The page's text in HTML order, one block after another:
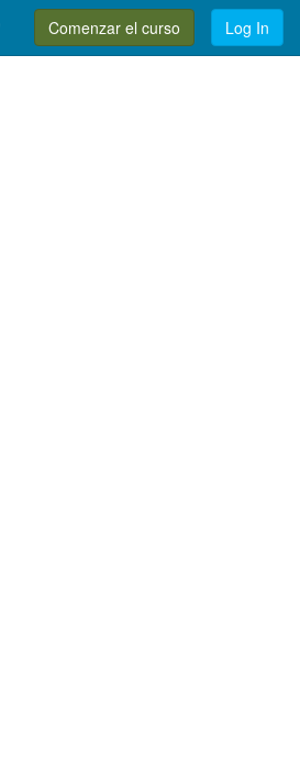
Comenzar el curso Log In